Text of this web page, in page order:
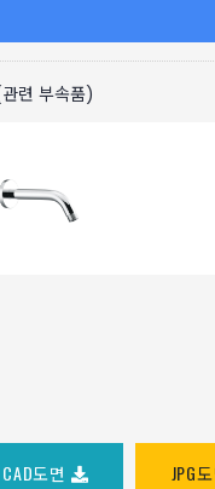
련 부속품)
CAD도면 JPG